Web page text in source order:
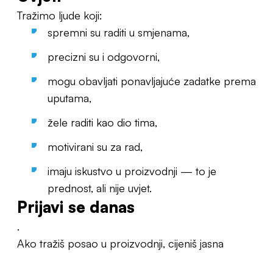
Tražimo ljude koji:
spremni su raditi u smjenama,
precizni su i odgovorni,
mogu obavljati ponavljajuće zadatke prema
uputama,
žele raditi kao dio tima,
motivirani su za rad,
imaju iskustvo u proizvodnji — to je
prednost, ali nije uvjet.
Prijavi se danas
.
Ako tražiš posao u proizvodnji, cijeniš jasna